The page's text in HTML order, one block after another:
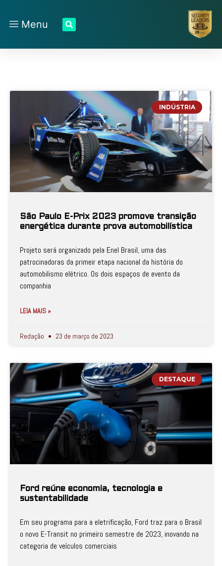
Menu
INDÚSTRIA
São Paulo E-Prix 2023 promove transição
energética durante prova automobilística
Projeto será organizado pela Enel Brasil, uma das
patrocinadoras da primeir etapa nacional da história do
automobilismo elétrico. Os dois espaços de evento da
companhia
LEIA MAIS »
Redação 23 de março de 2023
DESTAQUE
Ford reúne economia, tecnologia e
sustentabilidade
Em seu programa para a eletrificação, Ford traz para o Brasil
o novo E-Transit no primeiro semestre de 2023, inovando na
categoria de veículos comerciais